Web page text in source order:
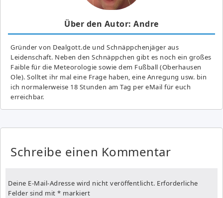
Über den Autor: Andre
Gründer von Dealgott.de und Schnäppchenjäger aus
Leidenschaft. Neben den Schnäppchen gibt es noch ein großes
Fai­ble für die Meteorologie sowie dem Fußball (Oberhausen
Ole). Solltet ihr mal eine Frage haben, eine Anregung usw. bin
ich normalerweise 18 Stunden am Tag per eMail für euch
erreichbar.
Schreibe einen Kommentar
Deine E-Mail-Adresse wird nicht veröffentlicht. Erforderliche
Felder sind mit * markiert